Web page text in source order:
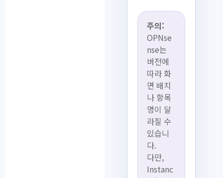
주의:
OPNse
nse는
버전에
따라 화
면 배치
나 항목
명이 달
라질 수
있습니
다.
다만,
Instanc